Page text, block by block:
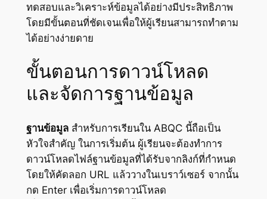
ทดสอบและวิเคราะห์ข้อมูลได้อย่างมีประสิทธิภาพ
โดยมีขั้นตอนที่ชัดเจนเพื่อให้ผู้เรียนสามารถทำตาม
ได้อย่างง่ายดาย
ขั้นตอนการดาวน์โหลด
และจัดการฐานข้อมูล
ฐานข้อมูลสำหรับการเรียนใน ABQC นี้ถือเป็น
หัวใจสำคัญ ในการเริ่มต้น ผู้เรียนจะต้องทำการ
ดาวน์โหลดไฟล์ฐานข้อมูลที่ได้รับจากลิงก์ที่กำหนด
โดยให้คัดลอก URL แล้ววางในเบราว์เซอร์ จากนั้น
กด Enter เพื่อเริ่มการดาวน์โหลด